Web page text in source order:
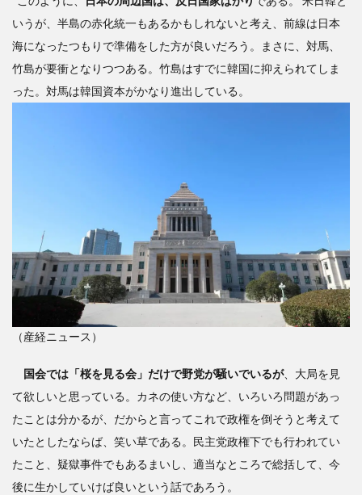
いうが、半島の赤化統一もあるかもしれないと考え、前線は日本
海になったつもりで準備をした方が良いだろう。まさに、対馬、
竹島が要衝となりつつある。竹島はすでに韓国に抑えられてしま
った。対馬は韓国資本がかなり進出している。
（産経ニュース）
国会では「桜を見る会」だけで野党が騒いでいるが、大局を見
て欲しいと思っている。カネの使い方など、いろいろ問題があっ
たことは分かるが、だからと言ってこれで政権を倒そうと考えて
いたとしたならば、笑い草である。民主党政権下でも行われてい
たこと、疑獄事件でもあるまいし、適当なところで総括して、今
後に生かしていけば良いという話であろう。